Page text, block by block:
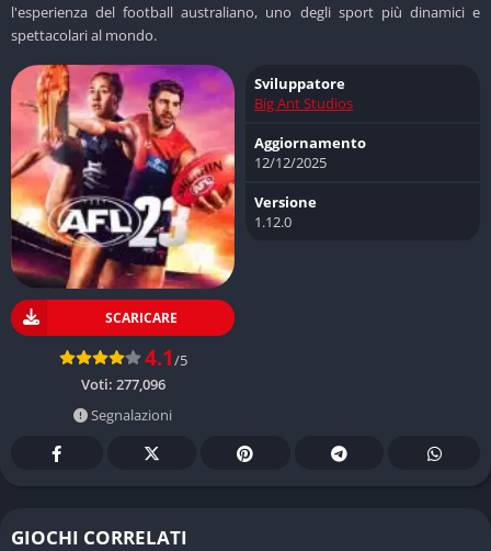
l'esperienza del football australiano, uno degli sport più dinamici e
spettacolari al mondo.
SCARICARE
4.1/5
Voti: 277,096
Segnalazioni
Sviluppatore
Big Ant Studios
Aggiornamento
12/12/2025
Versione
1.12.0
GIOCHI CORRELATI